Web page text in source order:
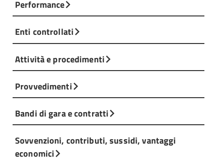
Performance
Enti controllati
Attività e procedimenti
Provvedimenti
Bandi di gara e contratti
Sovvenzioni, contributi, sussidi, vantaggi
economici